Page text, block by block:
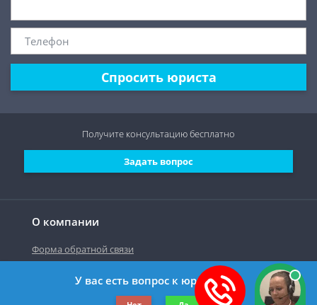
Спросить юриста
О компании
Форма обратной связи
©2019-2026 Все права защищены.
Задать вопрос
Получите консультациюбесплатно
У вас есть вопрос к юристу?